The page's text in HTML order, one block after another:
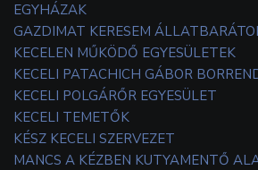
EGYHÁZAK
GAZDIMAT KERESEM
KECELEN MŰKÖDŐ EGYESÜLETEK
KECELI PATACHICH GÁBOR
KECELI POLGÁRŐR EGYESÜLET
KECELI TEMETŐK
KÉSZ KECELI SZERVEZET
MANCS A KÉZBEN KUTYAMENTŐ